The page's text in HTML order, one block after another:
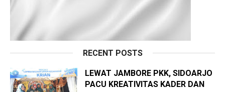
RECENT POSTS
LEWAT JAMBORE PKK, SIDOARJO
PACU KREATIVITAS KADER DAN